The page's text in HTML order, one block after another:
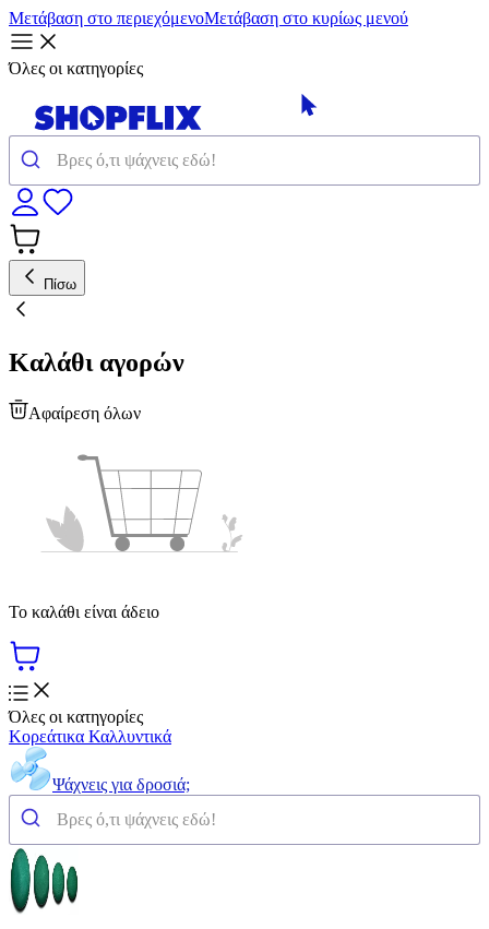
Μετάβαση στο περιεχόμενοΜετάβαση στο κυρίως μενού
Όλες οι κατηγορίες
Πίσω
Καλάθι αγορών
Αφαίρεση όλων
Το καλάθι είναι άδειο
Όλες οι κατηγορίες
Κορεάτικα Καλλυντικά
Ψάχνεις για δροσιά;